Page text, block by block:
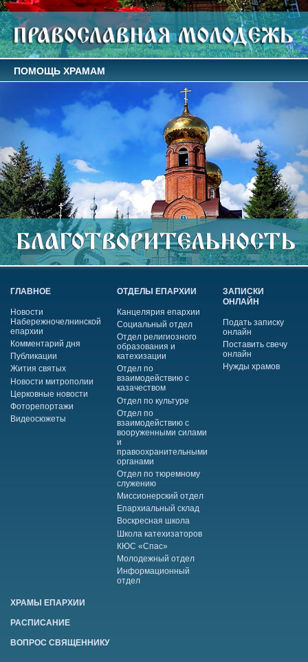
ПОМОЩЬ ХРАМАМ
ГЛАВНОЕ
Новости
Набережночелнинской
епархии
Комментарий дня
Публикации
Жития святых
Новости митрополии
Церковные новости
Фоторепортажи
Видеосюжеты
ОТДЕЛЫ ЕПАРХИИ
Канцелярия епархии
Социальный отдел
Отдел религиозного
образования и
катехизации
Отдел по
взаимодействию с
казачеством
Отдел по культуре
Отдел по
взаимодействию с
вооруженными силами
и
правоохранительными
органами
Отдел по тюремному
служению
Миссионерский отдел
Епархиальный склад
Воскресная школа
Школа катехизаторов
КЮС «Спас»
Молодежный отдел
Информационный
отдел
ЗАПИСКИ
ОНЛАЙН
Подать записку
онлайн
Поставить свечу
онлайн
Нужды храмов
ХРАМЫ ЕПАРХИИ
РАСПИСАНИЕ
ВОПРОС СВЯЩЕННИКУ